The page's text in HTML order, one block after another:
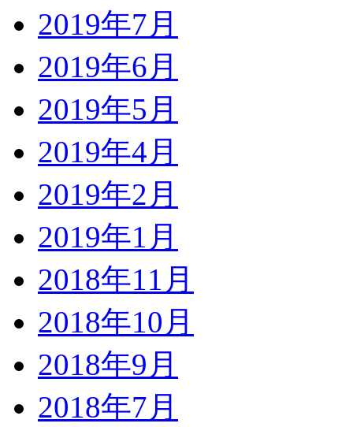
2019年7月
2019年6月
2019年5月
2019年4月
2019年2月
2019年1月
2018年11月
2018年10月
2018年9月
2018年7月